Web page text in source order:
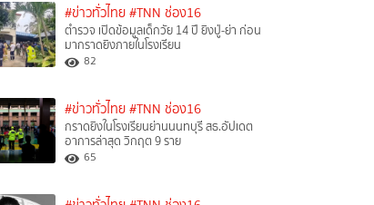
#ข่าวทั่วไทย #TNN ช่อง16
ตำรวจ เปิดข้อมูลเด็กวัย 14 ปี ยิงปู่-ย่า ก่อน
มากราดยิงภายในโรงเรียน
82
#ข่าวทั่วไทย #TNN ช่อง16
กราดยิงในโรงเรียนย่านนนทบุรี สธ.อัปเดต
อาการล่าสุด วิกฤต 9 ราย
65